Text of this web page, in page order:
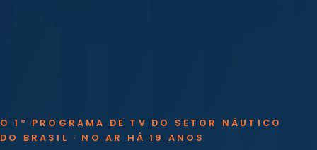
O 1º PROGRAMA DE TV DO SETOR NÁUTICO
DO BRASIL · NO AR HÁ 19 ANOS